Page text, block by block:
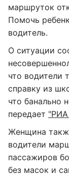
маршруток
Помочь
водитель.
О ситуации
что водители
справку из
что банально
передает "РИА
Женщина
водители
пассажиров
без масок и